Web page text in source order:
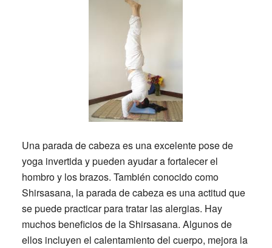
Una parada de cabeza es una excelente pose de
yoga invertida y pueden ayudar a fortalecer el
hombro y los brazos. También conocido como
Shirsasana, la parada de cabeza es una actitud que
se puede practicar para tratar las alergias. Hay
muchos beneficios de la Shirsasana. Algunos de
ellos incluyen el calentamiento del cuerpo, mejora la